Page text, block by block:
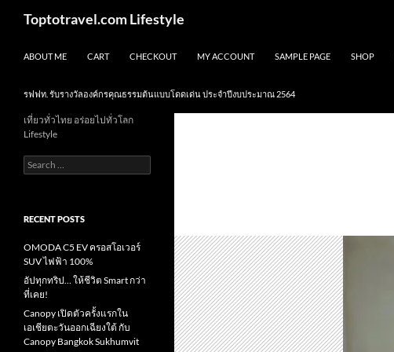
Toptotravel.com Lifestyle
ABOUT ME CART CHECKOUT MY ACCOUNT SAMPLE PAGE SHOP
รฟฟท. รับรางวัลองค์กรคุณธรรมต้นแบบโดดเด่น ประจำปีงบประมาณ 2564
เที่ยวทั่วไทย อร่อยไปทั่วโลก
Lifestyle
Search
for:
RECENT POSTS
OMODA C5 EV ครอสโอเวอร์
SUV ไฟฟ้า 100%
อัปทุกทริป… ให้ชีวิต Smart กว่า
ที่เคย!
Canopy เปิดตัวครั้งแรกใน
เอเชียตะวันออกเฉียงใต้ กับ
Canopy Bangkok Sukhumvit